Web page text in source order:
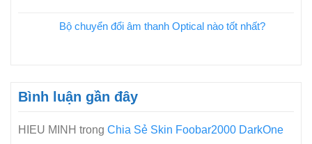
Bộ chuyển đổi âm thanh Optical nào tốt nhất?
Bình luận gần đây
HIEU MINH trong Chia Sẻ Skin Foobar2000 DarkOne